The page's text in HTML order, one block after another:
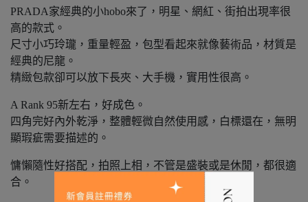
PRADA家經典的小hobo來了，明星、網紅、街拍出現率很
高的款式。
尺寸小巧玲瓏，重量輕盈，包型看起來就像藝術品，材質是
經典的尼龍。
精緻包款卻可以放下長夾、大手機，實用性很高。
A Rank 95新左右，好成色。
四角完好內外乾淨，整體輕微自然使用感，白標還在，無明
顯瑕疵需要描述的。
慵懶隨性好搭配，拍照上相，不管是盛裝或是休閒，都很適
合。